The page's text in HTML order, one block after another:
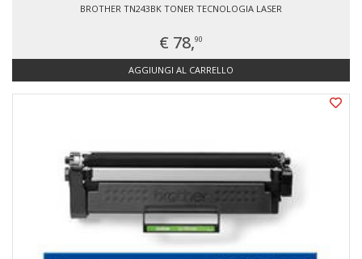
BROTHER TN243BK TONER TECNOLOGIA LASER
€ 78,90
AGGIUNGI AL CARRELLO